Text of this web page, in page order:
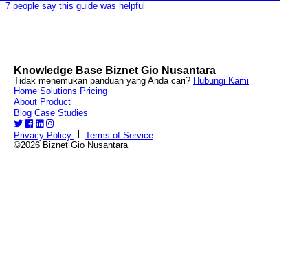
7 people say this guide was helpful
Knowledge Base Biznet Gio Nusantara
Tidak menemukan panduan yang Anda cari? Hubungi Kami
Home Solutions Pricing
About Product
Blog Case Studies
Privacy Policy
Terms of Service
©2026 Biznet Gio Nusantara